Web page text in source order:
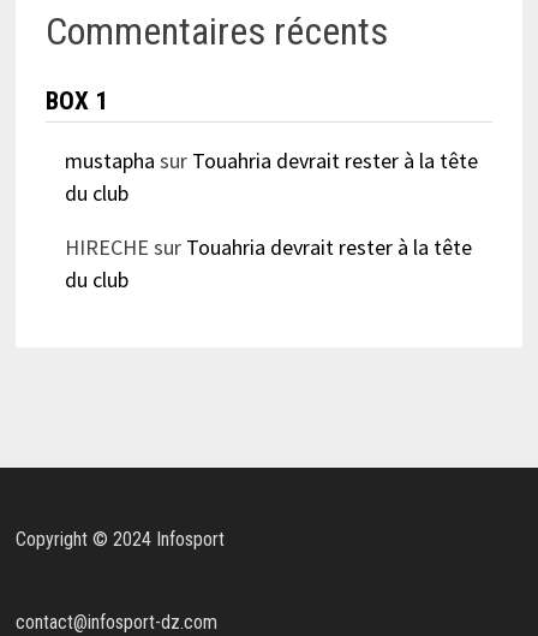
Commentaires récents
BOX 1
mustapha sur Touahria devrait rester à la tête
du club
HIRECHE sur Touahria devrait rester à la tête
du club
Copyright © 2024 Infosport
contact@infosport-dz.com